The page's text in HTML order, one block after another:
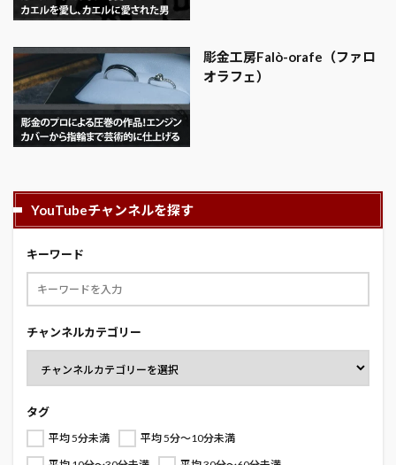
彫金工房Falò-orafe（ファロ
オラフェ）
YouTubeチャンネルを探す
キーワード
チャンネルカテゴリー
タグ
平均 5分未満
平均 5分～10分未満